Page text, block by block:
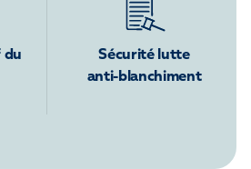
du
Sécurité lutte
anti-blanchiment